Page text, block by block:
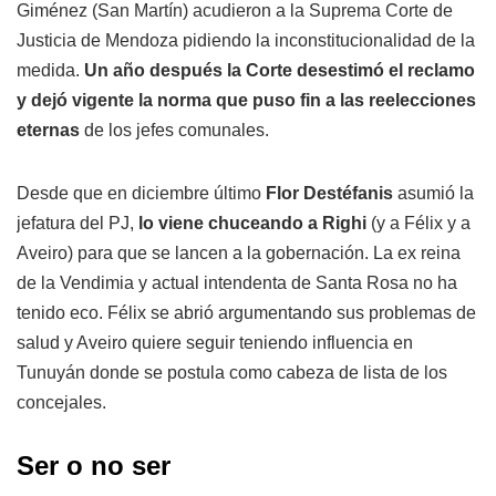
Giménez (San Martín) acudieron a la Suprema Corte de
Justicia de Mendoza pidiendo la inconstitucionalidad de la
medida. Un año después la Corte desestimó el reclamo
y dejó vigente la norma que puso fin a las reelecciones
eternas de los jefes comunales.
Desde que en diciembre último Flor Destéfanis asumió la
jefatura del PJ, lo viene chuceando a Righi (y a Félix y a
Aveiro) para que se lancen a la gobernación. La ex reina
de la Vendimia y actual intendenta de Santa Rosa no ha
tenido eco. Félix se abrió argumentando sus problemas de
salud y Aveiro quiere seguir teniendo influencia en
Tunuyán donde se postula como cabeza de lista de los
concejales.
Ser o no ser